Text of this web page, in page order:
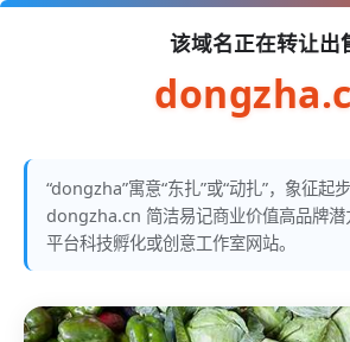
该域名正在转让出
“dongzha”寓意“东扎”或“动扎”，象征起
dongzha.cn 简洁易记商业价值高品牌潜
平台科技孵化或创意工作室网站。